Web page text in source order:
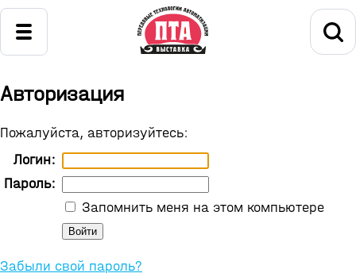
Авторизация
Пожалуйста, авторизуйтесь:
Логин:
Пароль:
Запомнить меня на этом компьютере
Забыли свой пароль?